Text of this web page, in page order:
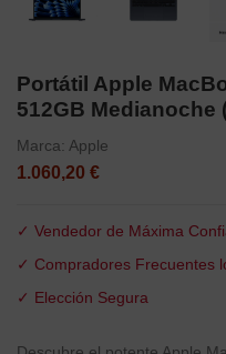
Portátil Apple
512GB Medianoche
Marca: Apple
1.060,20 €
✓ Vendedor de Máxima
✓ Compradores Frecuentes
✓ Elección Segura